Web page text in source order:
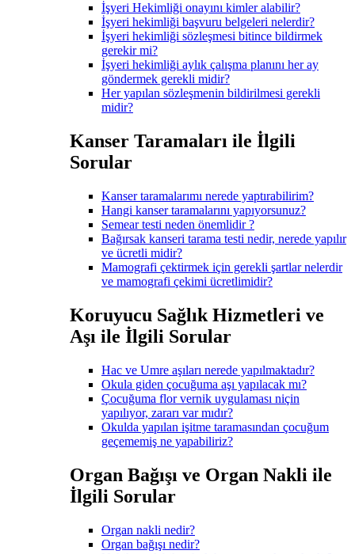
İşyeri Hekimliği onayını kimler alabilir?
İşyeri hekimliği başvuru belgeleri nelerdir?
İşyeri hekimliği sözleşmesi bitince bildirmek
gerekir mi?
İşyeri hekimliği aylık çalışma planını her ay
göndermek gerekli midir?
Her yapılan sözleşmenin bildirilmesi gerekli
midir?
Kanser Taramaları ile İlgili
Sorular
Kanser taramalarımı nerede yaptırabilirim?
Hangi kanser taramalarını yapıyorsunuz?
Semear testi neden önemlidir ?
Bağırsak kanseri tarama testi nedir, nerede yapılır
ve ücretli midir?
Mamografi çektirmek için gerekli şartlar nelerdir
ve mamografi çekimi ücretlimidir?
Koruyucu Sağlık Hizmetleri ve
Aşı ile İlgili Sorular
Hac ve Umre aşıları nerede yapılmaktadır?
Okula giden çocuğuma aşı yapılacak mı?
Çocuğuma flor vernik uygulaması niçin
yapılıyor, zararı var mıdır?
Okulda yapılan işitme taramasından çocuğum
geçememiş ne yapabiliriz?
Organ Bağışı ve Organ Nakli ile
İlgili Sorular
Organ nakli nedir?
Organ bağışı nedir?